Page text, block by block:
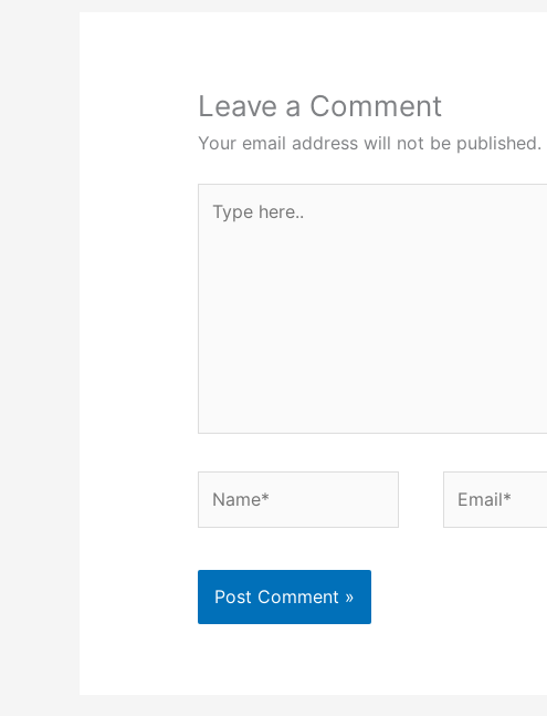
Leave a Comment
Your email address will not be published.
here..